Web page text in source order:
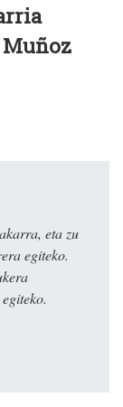
eta zu
egiteko.